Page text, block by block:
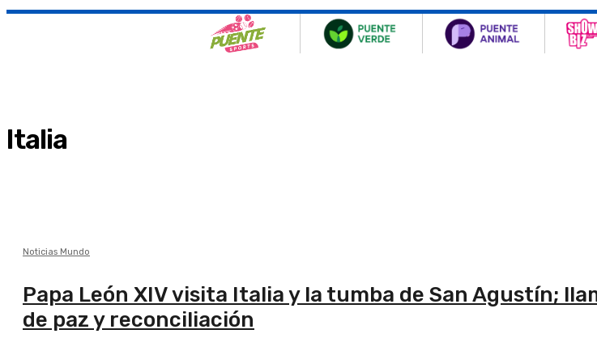
Italia
Noticias Mundo
Papa León XIV visita Italia y la tumba de San Agustín;
de paz y reconciliación